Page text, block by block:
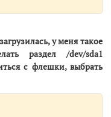
у меня такое
раздел /dev/sda1
с флешки, выбрать